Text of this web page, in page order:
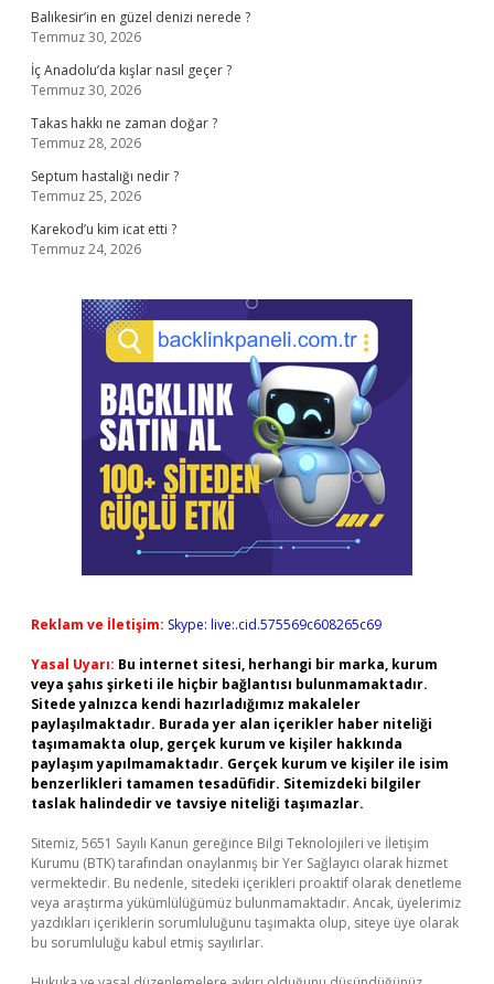
Balıkesir’in en güzel denizi nerede ?
Temmuz 30, 2026
İç Anadolu’da kışlar nasıl geçer ?
Temmuz 30, 2026
Takas hakkı ne zaman doğar ?
Temmuz 28, 2026
Septum hastalığı nedir ?
Temmuz 25, 2026
Karekod’u kim icat etti ?
Temmuz 24, 2026
Reklam ve İletişim: Skype: live:.cid.575569c608265c69
Yasal Uyarı: Bu internet sitesi, herhangi bir marka, kurum
veya şahıs şirketi ile hiçbir bağlantısı bulunmamaktadır.
Sitede yalnızca kendi hazırladığımız makaleler
paylaşılmaktadır. Burada yer alan içerikler haber niteliği
taşımamakta olup, gerçek kurum ve kişiler hakkında
paylaşım yapılmamaktadır. Gerçek kurum ve kişiler ile isim
benzerlikleri tamamen tesadüfidir. Sitemizdeki bilgiler
taslak halindedir ve tavsiye niteliği taşımazlar.
Sitemiz, 5651 Sayılı Kanun gereğince Bilgi Teknolojileri ve İletişim
Kurumu (BTK) tarafından onaylanmış bir Yer Sağlayıcı olarak hizmet
vermektedir. Bu nedenle, sitedeki içerikleri proaktif olarak denetleme
veya araştırma yükümlülüğümüz bulunmamaktadır. Ancak, üyelerimiz
yazdıkları içeriklerin sorumluluğunu taşımakta olup, siteye üye olarak
bu sorumluluğu kabul etmiş sayılırlar.